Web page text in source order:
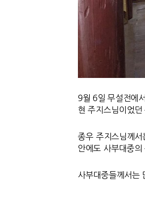
9월 6일 무설전에
현 주지스님이었
종우 주지스님께
안에도 사부대중
사부대중들께서는